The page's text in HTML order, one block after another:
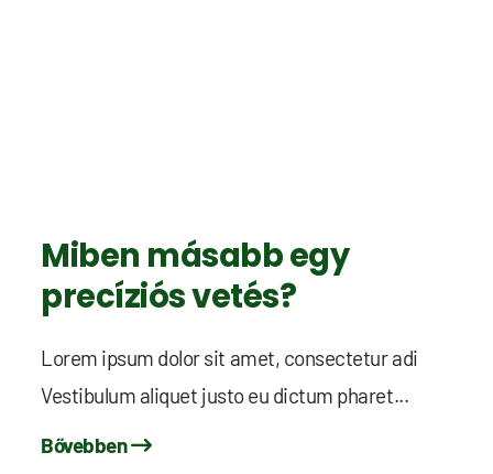
Miben másabb egy
precíziós vetés?
Lorem ipsum dolor sit amet, consectetur adi
Vestibulum aliquet justo eu dictum pharet...
Bővebben